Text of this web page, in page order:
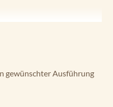
gewünschter Ausführung